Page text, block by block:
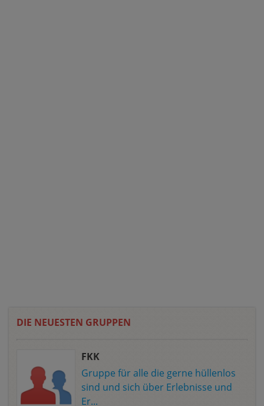
DIE NEUESTEN GRUPPEN
FKK
Gruppe für alle die gerne hüllenlos
sind und sich über Erlebnisse und
Er...